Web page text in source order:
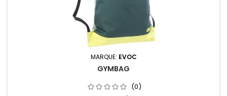
MARQUE: EVOC
GYMBAG
(0)